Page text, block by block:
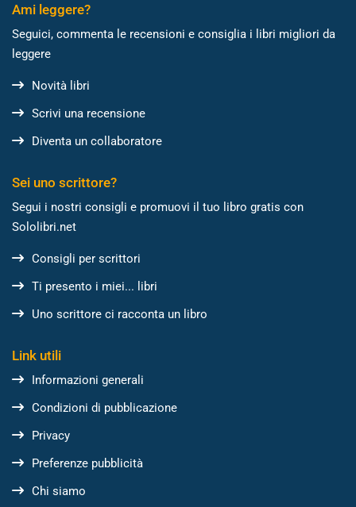
Ami leggere?
Seguici, commenta le recensioni e consiglia i libri migliori da
leggere
Novità libri
Scrivi una recensione
Diventa un collaboratore
Sei uno scrittore?
Segui i nostri consigli e promuovi il tuo libro gratis con
Sololibri.net
Consigli per scrittori
Ti presento i miei... libri
Uno scrittore ci racconta un libro
Link utili
Informazioni generali
Condizioni di pubblicazione
Privacy
Preferenze pubblicità
Chi siamo